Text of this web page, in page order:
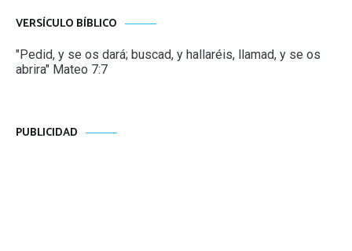
VERSÍCULO BÍBLICO
"Pedid, y se os dará; buscad, y hallaréis, llamad, y se os
abrira" Mateo 7:7
PUBLICIDAD